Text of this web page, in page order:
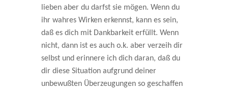
lieben aber du darfst sie mögen. Wenn du
ihr wahres Wirken erkennst, kann es sein,
daß es dich mit Dankbarkeit erfüllt. Wenn
nicht, dann ist es auch o.k. aber verzeih dir
selbst und erinnere ich dich daran, daß du
dir diese Situation aufgrund deiner
unbewußten Überzeugungen so geschaffen